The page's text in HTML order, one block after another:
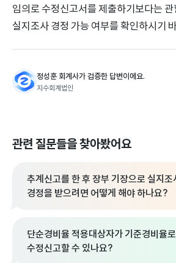
임의로 수정신고서를 제출하기보다는
실지조사 경정 가능 여부를 확인하시기
정성훈 회계사가 검증한 답변이에요.
지수회계법인
관련 질문들을 찾아봤어요
추계신고를 한 후 장부 기장으로 실지조
경정을 받으려면 어떻게 해야 하나요?
단순경비율 적용대상자가 기준경비율로
수정신고할 수 있나요?